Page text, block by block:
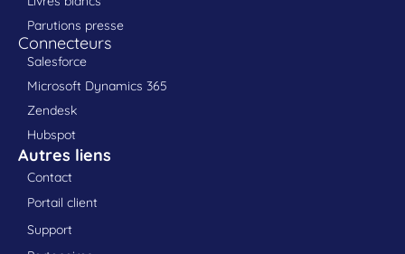
Parutions presse
Connecteurs
Salesforce
Microsoft Dynamics 365
Zendesk
Hubspot
Autres liens
Contact
Portail client
Support